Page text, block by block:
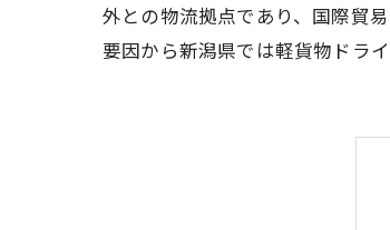
外との物流拠点であり、国際貿
要因から新潟県では軽貨物ドラ